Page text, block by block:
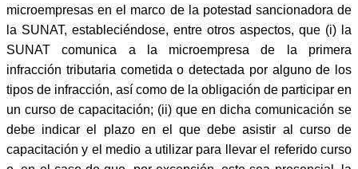
microempresas en el marco de la potestad sancionadora de
la SUNAT, estableciéndose, entre otros aspectos, que (i) la
SUNAT comunica a la microempresa de la primera
infracción tributaria cometida o detectada por alguno de los
tipos de infracción, así como de la obligación de participar en
un curso de capacitación; (ii) que en dicha comunicación se
debe indicar el plazo en el que debe asistir al curso de
capacitación y el medio a utilizar para llevar el referido curso